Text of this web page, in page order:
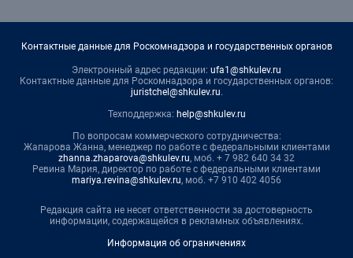
Контактные данные для Роскомнадзора и государственных органов
Электронный адрес редакции: ufa1@shkulev.ru
Контактные данные для Роскомнадзора и государственных органов:
juristchel@shkulev.ru.
Техподдержка: help@shkulev.ru
По вопросам коммерческого сотрудничества:
Жапарова Жанна, менеджер по работе с федеральными клиентами
zhanna.zhaparova@shkulev.ru, моб. + 7 982 640 34 32
Ревина Мария, директор по работе с федеральными клиентами
mariya.revina@shkulev.ru, моб. +7 910 402 4056
Редакция сайта не несет ответственности за достоверность
информации, содержащейся в рекламных объявлениях.
Информация об ограничениях